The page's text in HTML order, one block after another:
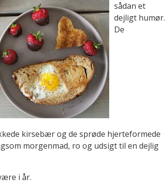
sådan et
dejligt humør.
De
kirsebær og de sprøde hjerteformede
morgenmad, ro og udsigt til en dejlig
i år.